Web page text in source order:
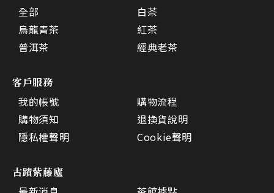
全部
白茶
烏龍青茶
紅茶
普洱茶
經典老茶
客戶服務
我的帳號
購物流程
購物須知
退換貨說明
隱私權聲明
Cookie聲明
古蹟紫藤廬